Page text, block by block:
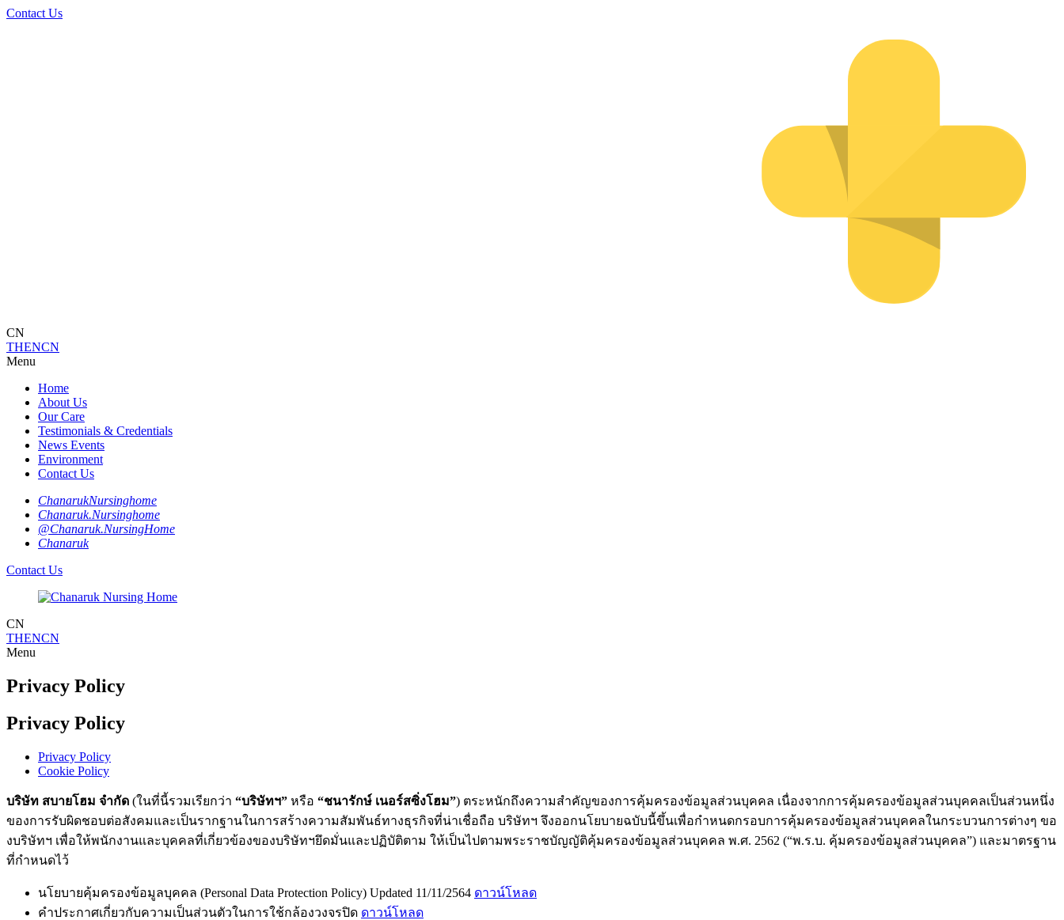
Contact Us
CN
THENCN
Menu
Home
About Us
Our Care
Testimonials & Credentials
News Events
Environment
Contact Us
ChanarukNursinghome
Chanaruk.Nursinghome
@Chanaruk.NursingHome
Chanaruk
Contact Us
CN
THENCN
Menu
Privacy Policy
Privacy Policy
Privacy Policy
Cookie Policy
บริษัท สบายโฮม จำกัด (ในที่นี้รวมเรียกว่า “บริษัทฯ” หรือ “ชนารักษ์ เนอร์สซิ่งโฮม”) ตระหนักถึงความสำคัญของการคุ้มครองข้อมูลส่วนบุคคล เนื่องจากการคุ้มครองข้อมูลส่วนบุคคลเป็นส่วนหนึ่ง
ของการรับผิดชอบต่อสังคมและเป็นรากฐานในการสร้างความสัมพันธ์ทางธุรกิจที่น่าเชื่อถือ บริษัทฯ จึงออกนโยบายฉบับนี้ขึ้นเพื่อกำหนดกรอบการคุ้มครองข้อมูลส่วนบุคคลในกระบวนการต่างๆ ขอ
งบริษัทฯ เพื่อให้พนักงานและบุคคลที่เกี่ยวข้องของบริษัทฯยึดมั่นและปฏิบัติตาม ให้เป็นไปตามพระราชบัญญัติคุ้มครองข้อมูลส่วนบุคคล พ.ศ. 2562 (“พ.ร.บ. คุ้มครองข้อมูลส่วนบุคคล”) และมาตรฐาน
ที่กำหนดไว้
นโยบายคุ้มครองข้อมูลบุคคล (Personal Data Protection Policy) Updated 11/11/2564 ดาวน์โหลด
คําประกาศเกี่ยวกับความเป็นส่วนตัวในการใช้กล้องวงจรปิด ดาวน์โหลด